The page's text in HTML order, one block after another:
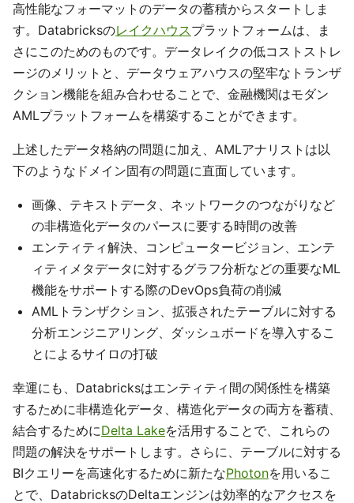
高性能なフォーマットのデータの蓄積からスタートしま
す。Databricksのレイクハウスプラットフォームは、ま
さにこのためのものです。データレイクの低コストストレ
ージのメリットと、データウェアハウスの堅牢なトランザ
クション機能を組み合わせることで、金融機関はモダン
AMLプラットフォームを構築することができます。
上述したデータ格納の問題に加え、AMLアナリストは以
下のようなドメイン固有の問題に直面しています。
画像、テキストデータ、ネットワークのつながりなど
の非構造化データのパースに要する時間の改善
エンティティ解決、コンピュータービジョン、エンテ
ィティメタデータに対するグラフ分析などの重要なML
機能をサポートする際のDevOps負荷の削減
AMLトランザクション、拡張されたテーブルに対する
分析エンジニアリング、ダッシュボードを導入するこ
とによるサイロの打破
幸運にも、Databricksはエンティティ間の関係性を構築
するために非構造化データ、構造化データの両方を蓄積、
結合するためにDelta Lakeを活用することで、これらの
問題の解決をサポートします。さらに、テーブルに対する
BIクエリーを高速化するために新たなPhotonを用いるこ
とで、DatabricksのDeltaエンジンは効率的なアクセスを